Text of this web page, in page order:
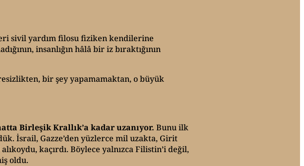
sivil yardım filosu fiziken kendilerine
insanlığın hâlâ bir iz bıraktığının
bir şey yapamamaktan, o büyük
Birleşik Krallık’a kadar uzanıyor. Bunu ilk
İsrail, Gazze’den yüzlerce mil uzakta, Girit
kaçırdı. Böylece yalnızca Filistin’i değil,
oldu.